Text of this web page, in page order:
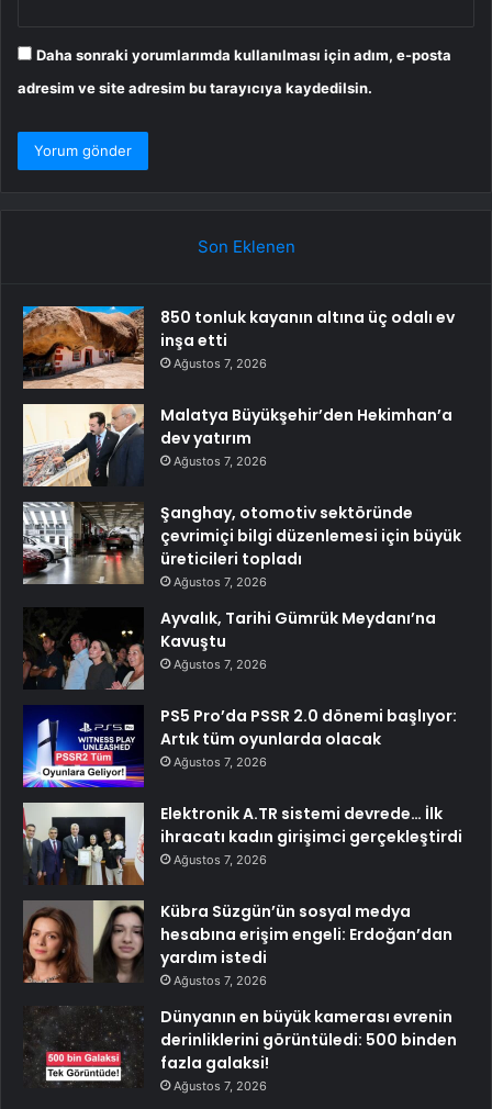
Daha sonraki yorumlarımda kullanılması için adım, e-posta
adresim ve site adresim bu tarayıcıya kaydedilsin.
Son Eklenen
850 tonluk kayanın altına üç odalı ev
inşa etti
Ağustos 7, 2026
Malatya Büyükşehir’den Hekimhan’a
dev yatırım
Ağustos 7, 2026
Şanghay, otomotiv sektöründe
çevrimiçi bilgi düzenlemesi için büyük
üreticileri topladı
Ağustos 7, 2026
Ayvalık, Tarihi Gümrük Meydanı’na
Kavuştu
Ağustos 7, 2026
PS5 Pro’da PSSR 2.0 dönemi başlıyor:
Artık tüm oyunlarda olacak
Ağustos 7, 2026
Elektronik A.TR sistemi devrede… İlk
ihracatı kadın girişimci gerçekleştirdi
Ağustos 7, 2026
Kübra Süzgün’ün sosyal medya
hesabına erişim engeli: Erdoğan’dan
yardım istedi
Ağustos 7, 2026
Dünyanın en büyük kamerası evrenin
derinliklerini görüntüledi: 500 binden
fazla galaksi!
Ağustos 7, 2026